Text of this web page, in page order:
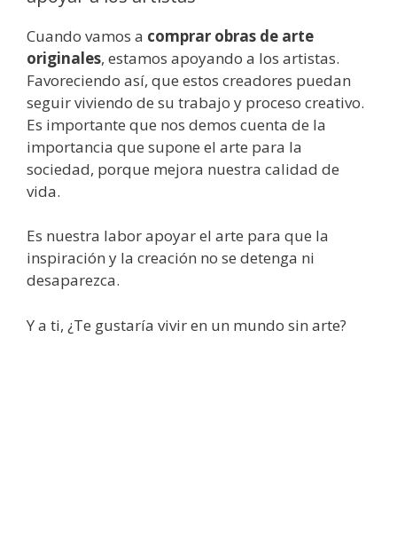
Cuando vamos a comprar obras de arte
originales, estamos apoyando a los artistas.
Favoreciendo así, que estos creadores puedan
seguir viviendo de su trabajo y proceso creativo.
Es importante que nos demos cuenta de la
importancia que supone el arte para la
sociedad, porque mejora nuestra calidad de
vida.
Es nuestra labor apoyar el arte para que la
inspiración y la creación no se detenga ni
desaparezca.
Y a ti, ¿Te gustaría vivir en un mundo sin arte?